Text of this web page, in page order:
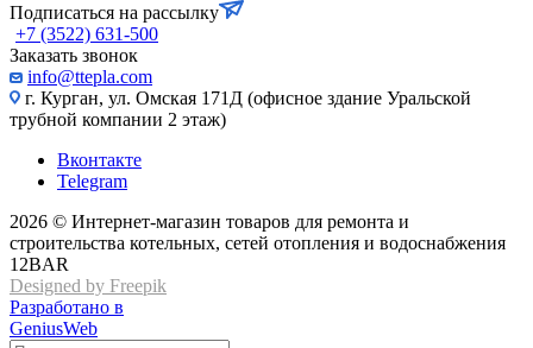
Подписаться на рассылку
+7 (3522) 631-500
Заказать звонок
info@ttepla.com
г. Курган, ул. Омская 171Д (офисное здание Уральской
трубной компании 2 этаж)
Вконтакте
Telegram
2026 © Интернет-магазин товаров для ремонта и
строительства котельных, сетей отопления и водоснабжения
12BAR
Designed by Freepik
Разработано в
GeniusWeb